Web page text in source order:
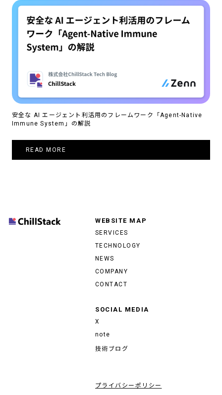
安全な AI エージェント利活用のフレームワーク「Agent-Native
Immune System」の解説
READ MORE
WEBSITE MAP
SERVICES
TECHNOLOGY
NEWS
COMPANY
CONTACT
SOCIAL MEDIA
X
note
技術ブログ
プライバシーポリシー